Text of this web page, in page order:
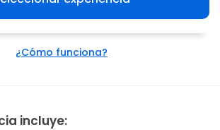
¿Cómo funciona?
incluye: